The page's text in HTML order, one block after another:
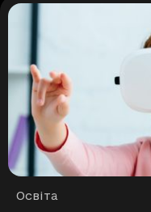
Рубрики
Освіта